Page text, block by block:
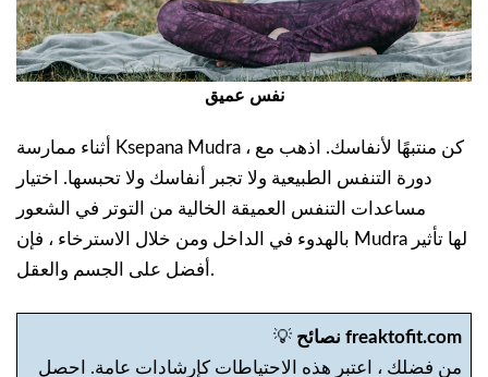
نفس عميق
أثناء ممارسة Ksepana Mudra ، كن منتبهًا لأنفاسك. اذهب مع
دورة التنفس الطبيعية ولا تجبر أنفاسك ولا تحبسها. اختيار
مساعدات التنفس العميقة الخالية من التوتر في الشعور
بالهدوء في الداخل ومن خلال الاسترخاء ، فإن Mudra لها تأثير
أفضل على الجسم والعقل.
💡
نصائح freaktofit.com
من فضلك ، اعتبر هذه الاحتياطات كإرشادات عامة. احصل